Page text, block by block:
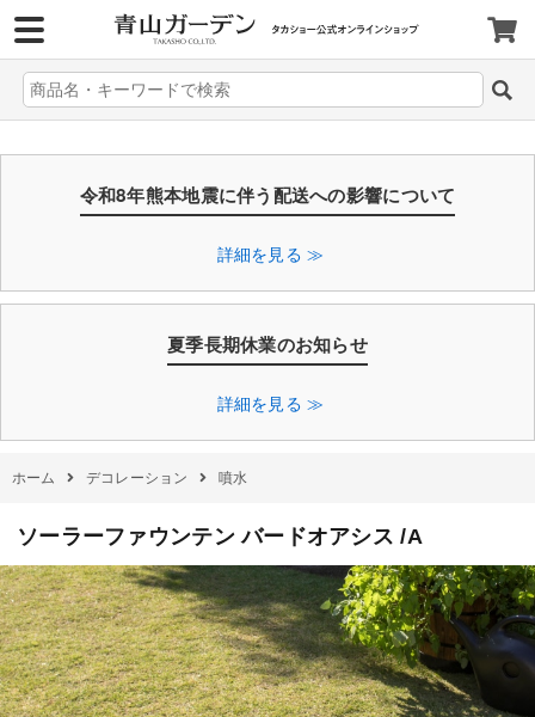
令和8年熊本地震に伴う配送への影響について
詳細を見る ≫
夏季長期休業のお知らせ
詳細を見る ≫
ホーム デコレーション 噴水
ソーラーファウンテン バードオアシス /A